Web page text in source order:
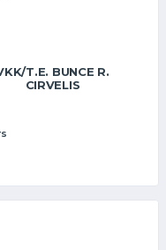
T.E. BUNCE R.
CIRVELIS